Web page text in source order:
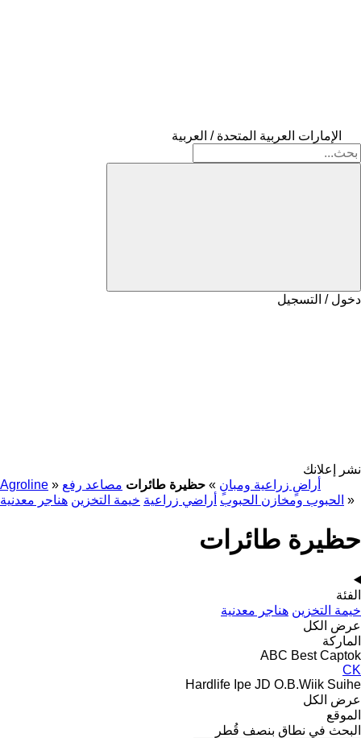
الإمارات العربية المتحدة / العربية
دخول / التسجيل
نشر إعلانك
Agroline » أراضٍ زراعية ومبانٍ » حظيرة طائرات مصاعد رفع
الحبوب ومخازن الحبوب أراضي زراعية خيمة التخزين هناجر معدنية »
حظيرة طائرات
الفئة
خيمة التخزين هناجر معدنية
عرض الكل
الماركة
ABC Best Captok
CK
Hardlife Ipe JD O.B.Wiik Suihe
عرض الكل
الموقع
البحث في نطاق بنصف قُطر